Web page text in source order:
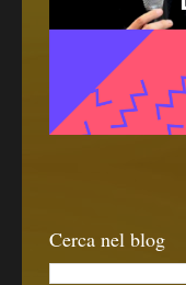
Cerca nel blog